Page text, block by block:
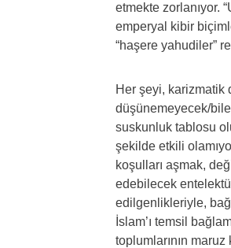
etmekte zorlanıyor.
emperyal kibir
“haşere yahudiler”
Her şeyi, karizmatik
düşünemeyecek/
suskunluk tablosu
şekilde etkili
koşulları aşmak,
edebilecek
edilgenlikleriyle,
İslam’ı temsil
toplumlarının